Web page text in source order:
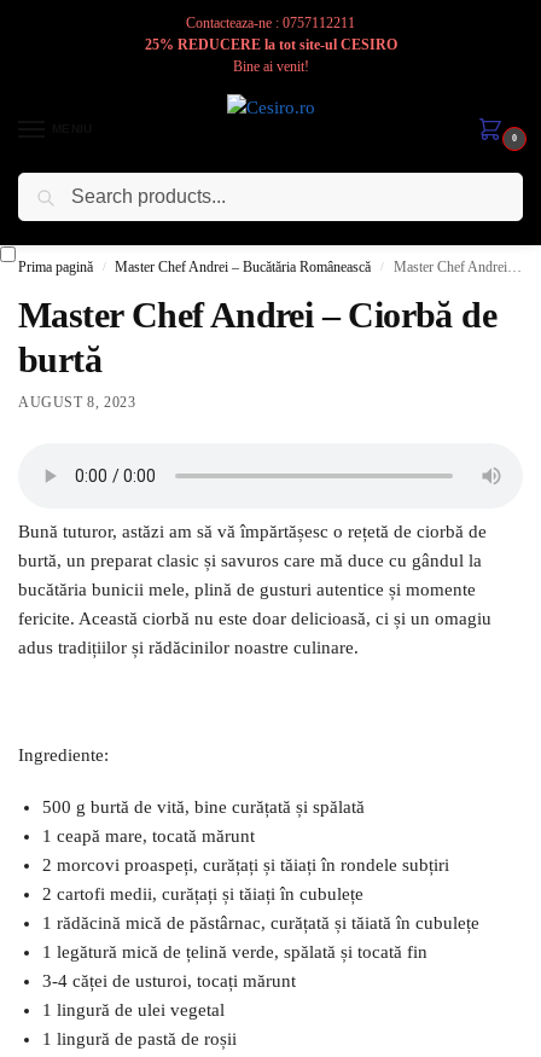
Contacteaza-ne : 0757112211
25% REDUCERE la tot site-ul CESIRO
Bine ai venit!
0
Cesiro
Prima pagină / Master Chef Andrei – Bucătăria Românească / Master Chef Andrei – Ciorbă de burtă
Master Chef Andrei – Ciorbă de
burtă
AUGUST 8, 2023
Bună tuturor, astăzi am să vă împărtășesc o rețetă de ciorbă de
burtă, un preparat clasic și savuros care mă duce cu gândul la
bucătăria bunicii mele, plină de gusturi autentice și momente
fericite. Această ciorbă nu este doar delicioasă, ci și un omagiu
adus tradițiilor și rădăcinilor noastre culinare.
Ingrediente:
500 g burtă de vită, bine curățată și spălată
1 ceapă mare, tocată mărunt
2 morcovi proaspeți, curățați și tăiați în rondele subțiri
2 cartofi medii, curățați și tăiați în cubulețe
1 rădăcină mică de păstârnac, curățată și tăiată în cubulețe
1 legătură mică de țelină verde, spălată și tocată fin
3-4 căței de usturoi, tocați mărunt
1 lingură de ulei vegetal
1 lingură de pastă de roșii